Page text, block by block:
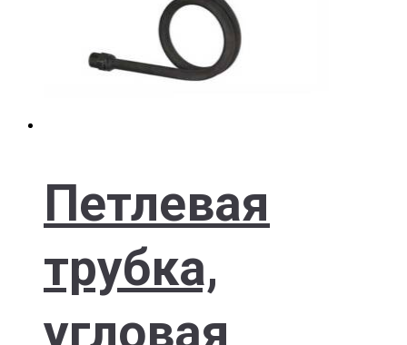
Петлевая
трубка,
угловая